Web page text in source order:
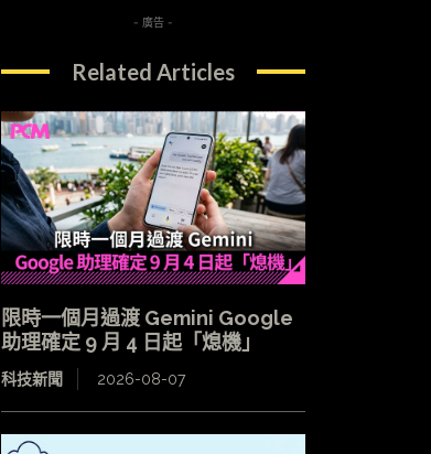
- 廣告 -
Related Articles
限時一個月過渡 Gemini Google
助理確定 9 月 4 日起「熄機」
科技新聞 2026-08-07